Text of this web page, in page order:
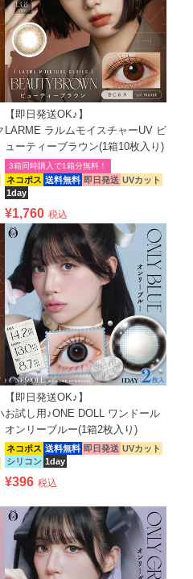
【即日発送OK♪】
LARME ラルムモイスチャーUV ビ
ューティーブラウン(1箱10枚入り)
ネコポス 送料無料 即日発送 UVカット
1day
3箱同時購入で1箱分無料！
¥1,760 税込
【即日発送OK♪】
お試し用♪ONE DOLL ワンドール
オンリーブルー(1箱2枚入り)
ネコポス 送料無料 即日発送 UVカット
シリコン 1day
¥396 税込